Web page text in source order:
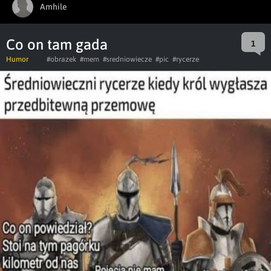
Amhile
Co on tam gada 1
Humor #obrazek #mem #sredniowiecze #pic #rycerze